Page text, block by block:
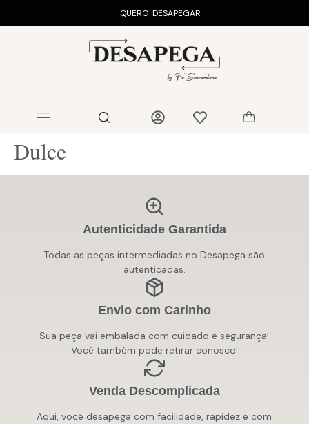
QUERO DESAPEGAR
Dulce
Autenticidade Garantida
Todas as peças intermediadas no Desapega são
autenticadas.
Envio com Carinho
Sua peça vai embalada com cuidado e segurança!
Você também pode retirar conosco!
Venda Descomplicada
Aqui, você desapega com facilidade, rapidez e com